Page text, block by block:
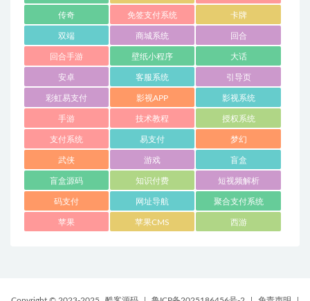
传奇 免签支付系统 卡牌
双端 商城系统 回合
回合手游 壁纸小程序 大话
安卓 客服系统 引导页
彩虹易支付 影视APP 影视系统
手游 技术教程 授权系统
支付系统 易支付 梦幻
武侠 游戏 盲盒
盲盒源码 知识付费 短视频解析
码支付 网址导航 聚合支付系统
苹果 苹果CMS 西游